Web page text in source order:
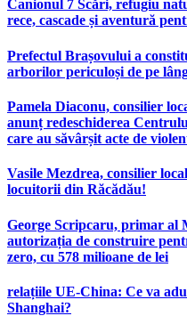
Canionul 7 Scări, refugiu
rece, cascade și aventură
Prefectul Brașovului a
arborilor periculoși de pe
Pamela Diaconu, consilier
anunț redeschiderea
care au săvârșit acte de
Vasile Mezdrea, consilier
locuitorii din Răcădău!
George Scripcaru, primar al
autorizația de construire
zero, cu 578 milioane de lei
relațiile UE-China: Ce va
Shanghai?